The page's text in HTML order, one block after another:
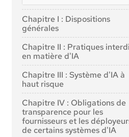
Chapitre I : Dispositions
générales
Article 1 : Objet
Article 2 : Champ d'application
Article 4 : Maîtrise de l'IA
Chapitre II : Pratiques
en matière d'IA
Article 5 : Pratiques interdites
d'IA
Chapitre III : Système d'IA à
haut risque
Section 1 : Classification des
d'IA comme étant à haut
Article 6 : Règles de
systèmes d'IA à haut risque
Chapitre IV : Obligations de
transparence pour les
fournisseurs et les
de certains systèmes d'IA